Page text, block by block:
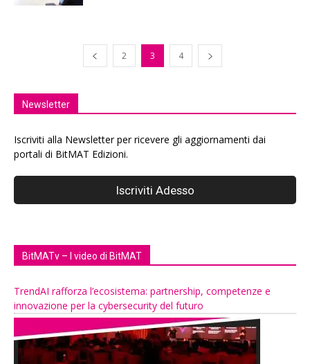
2 3 4
Newsletter
Iscriviti alla Newsletter per ricevere gli aggiornamenti dai
portali di BitMAT Edizioni.
BitMATv – I video di BitMAT
TrendAI rafforza l’ecosistema: partnership, competenze e
innovazione per la cybersecurity del futuro